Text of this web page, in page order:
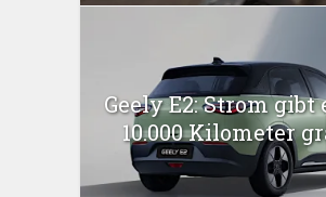
Geely E2: Strom gibt
10.000 Kilometer